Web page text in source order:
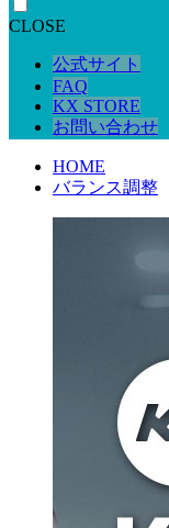
CLOSE
公式サイト
FAQ
KX STORE
お問い合わせ
HOME
バランス調整